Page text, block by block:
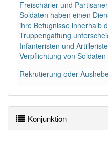
Wörter mit Endung -
Artikelder: 0
81% unserer Spielapp-
korrekt erraten.
Freischärler und
Soldaten haben einen
ihre Befugnisse innerhalb
Truppengattung
Infanteristen und
Verpflichtung von
Rekrutierung oder
Konjunktion